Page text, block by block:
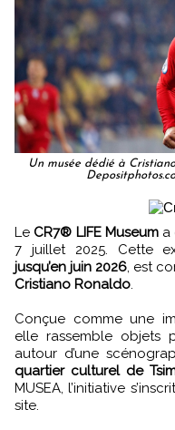
Un musée dédié à
Le CR7® LIFE Museuma
7 juillet 2025. Cette
jusqu’en juin 2026 , est
Cristiano Ronaldo
Conçue comme une
elle rassemble objets
autour d’une
quartier culturel de
MUSEA, l’initiative
site.